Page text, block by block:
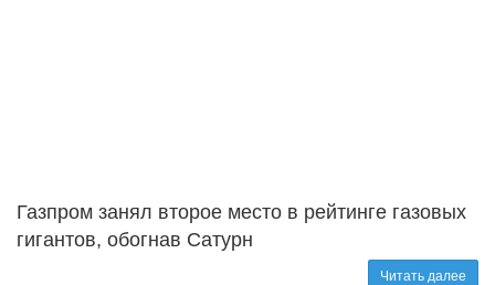
Газпром занял второе место в рейтинге газовых
гигантов, обогнав Сатурн
Читать далее